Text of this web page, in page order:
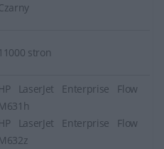
11000 stron
HP LaserJet Enterprise Flow
M631h
HP LaserJet Enterprise Flow
M632z